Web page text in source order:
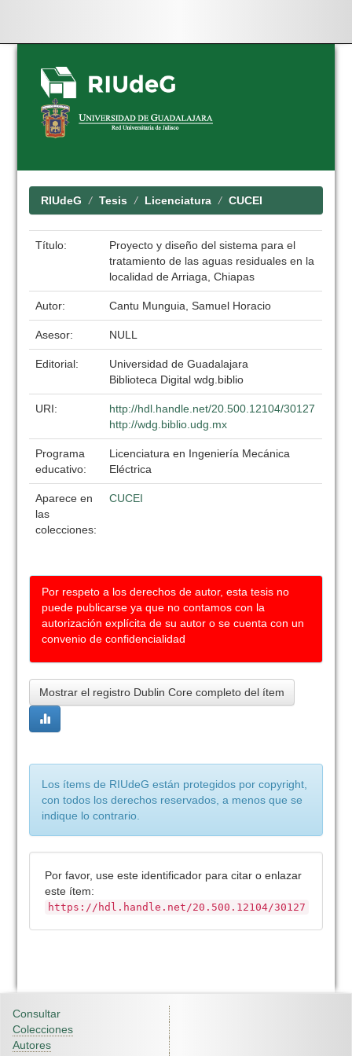
Skip
navigation
RIUdeG Tesis Licenciatura CUCEI
Título:
Proyecto y diseño del sistema para el
tratamiento de las aguas residuales en la
localidad de Arriaga, Chiapas
Autor: Cantu Munguia, Samuel Horacio
Asesor: NULL
Editorial:
Universidad de Guadalajara
Biblioteca Digital wdg.biblio
URI:
http://hdl.handle.net/20.500.12104/30127
http://wdg.biblio.udg.mx
Programa
educativo:
Licenciatura en Ingeniería Mecánica
Eléctrica
Aparece en
las
colecciones:
CUCEI
Por respeto a los derechos de autor, esta tesis no
puede publicarse ya que no contamos con la
autorización explícita de su autor o se cuenta con un
convenio de confidencialidad
Mostrar el registro Dublin Core completo del ítem
Los ítems de RIUdeG están protegidos por copyright,
con todos los derechos reservados, a menos que se
indique lo contrario.
Por favor, use este identificador para citar o enlazar
este ítem:
https://hdl.handle.net/20.500.12104/30127
Consultar
Colecciones
Autores